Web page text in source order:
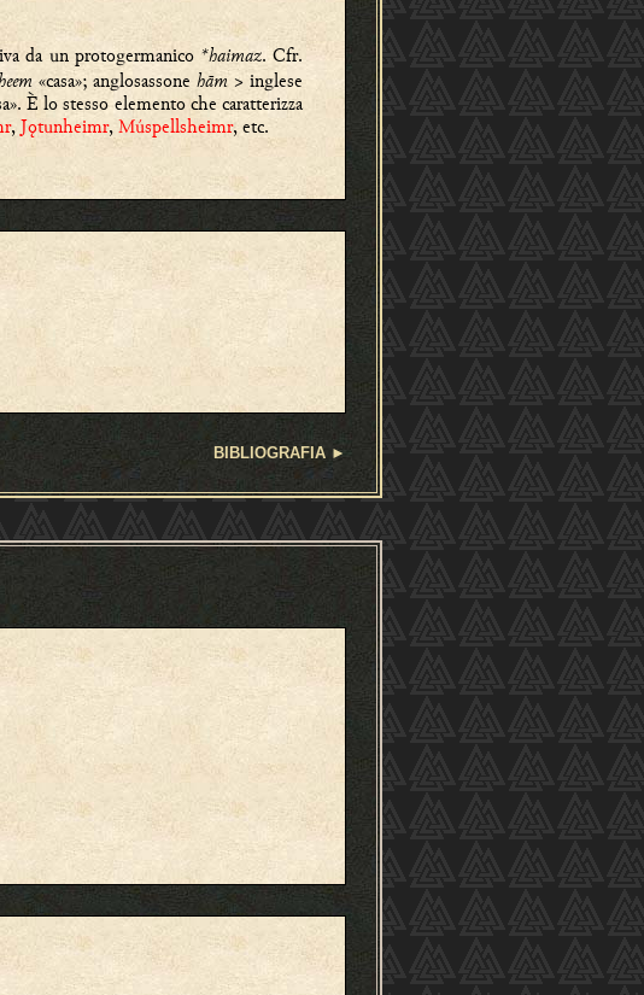
da un protogermanico *haimaz. Cfr.
«casa»; anglosassonehām > inglese
È lo stesso elemento che caratterizza
,Jǫtunheimr,Múspellsheimr, etc.
BIBLIOGRAFIA ►